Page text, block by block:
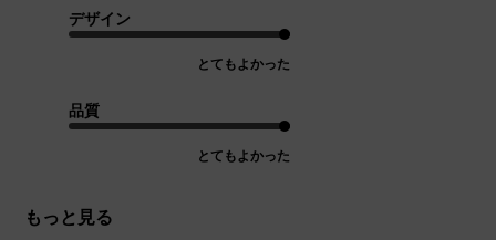
デザイン
とてもよかった
品質
とてもよかった
もっと見る